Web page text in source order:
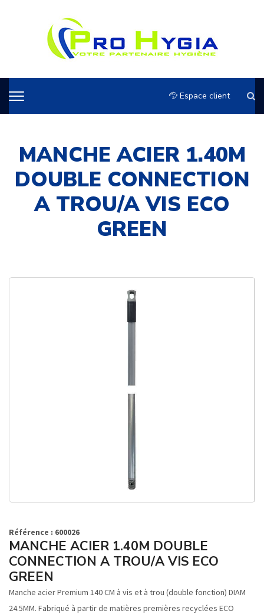
Espace client
MANCHE ACIER 1.40M
DOUBLE CONNECTION
A TROU/A VIS ECO
GREEN
Référence : 600026
MANCHE ACIER 1.40M DOUBLE
CONNECTION A TROU/A VIS ECO
GREEN
Manche acier Premium 140 CM à vis et à trou (double fonction) DIAM
24.5MM. Fabriqué à partir de matières premières recyclées ECO